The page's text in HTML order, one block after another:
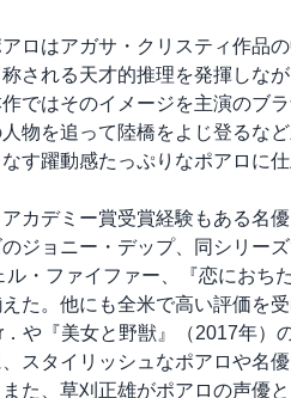
ロはアガサ・クリスティ作品
される天才的推理を発揮しな
ではそのイメージを主演のブ
物を追って陸橋をよじ登るな
す躍動感たっぷりなポアロに仕
カデミー賞受賞経験もある名
ジョニー・デップ、同シリー
・ファイファー、『恋におち
た。他にも全米で高い評価を
や『美女と野獣』（2017年）
スタイリッシュなポアロや名
た、草刈正雄がポアロの声優